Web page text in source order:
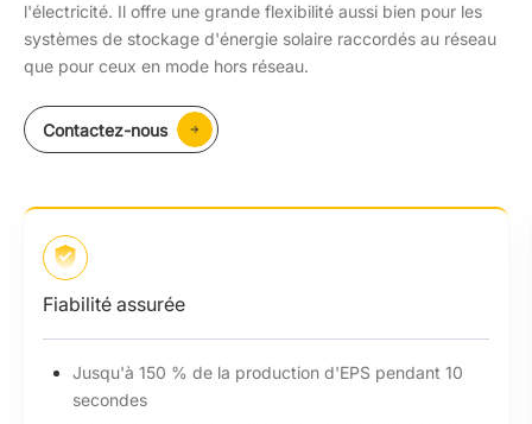
l'électricité. Il offre une grande flexibilité aussi bien pour les
systèmes de stockage d'énergie solaire raccordés au réseau
que pour ceux en mode hors réseau.
Contactez-nous
Fiabilité assurée
Jusqu'à 150 % de la production d'EPS pendant 10
secondes